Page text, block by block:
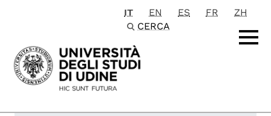
Passa al contenuto principale
IT EN ES FR
ZH
CERCA